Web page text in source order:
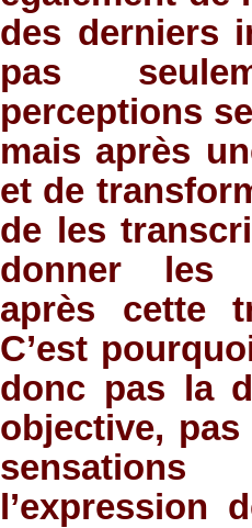
des derniers
pas
perceptions
mais après
et de
de les
donner les
après cette
C’est
donc pas la
objective,
l’expression